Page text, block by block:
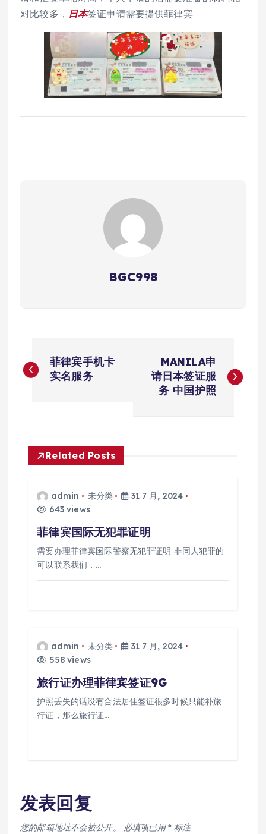
对比较多， 日本签证申请需要提供菲律宾
BGC998
章
航
菲律宾手机卡
实名服务
MANILA申
请日本签证服
务 中国护照
Related Posts
admin 未分类
31 7 月, 2024
643 views
菲律宾国际无犯罪证明
需要办理菲律宾国际警察无犯罪证明 非同人犯罪的
可以联系我们，…
admin 未分类
31 7 月, 2024
558 views
旅行证办理菲律宾签证9G
护照丢失的话没有合法居住签证很多时候只能补旅
行证，那么旅行证…
发表回复
您的邮箱地址不会被公开。 必填项已用* 标注